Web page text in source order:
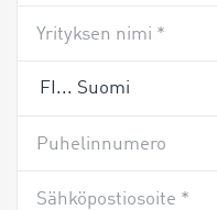
Yrityksen nimi *
Puhelinnumero
Sähköpostiosoite *